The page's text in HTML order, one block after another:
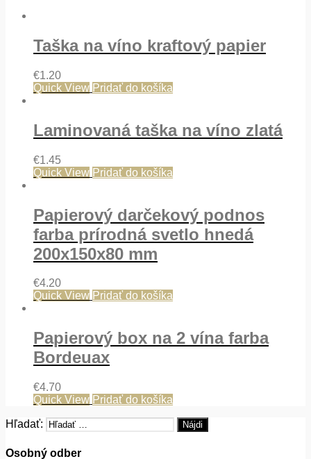
Taška na víno kraftový papier
€1.20
Quick View Pridať do košíka
Laminovaná taška na víno zlatá
€1.45
Quick View Pridať do košíka
Papierový darčekový podnos
farba prírodná svetlo hnedá
200x150x80 mm
€4.20
Quick View Pridať do košíka
Papierový box na 2 vína farba
Bordeuax
€4.70
Quick View Pridať do košíka
Hľadať:
Osobný odber